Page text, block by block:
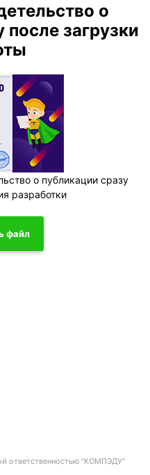
о
после загрузки
о публикации сразу
разработки
файл
ответственностью "КОМПЭДУ"